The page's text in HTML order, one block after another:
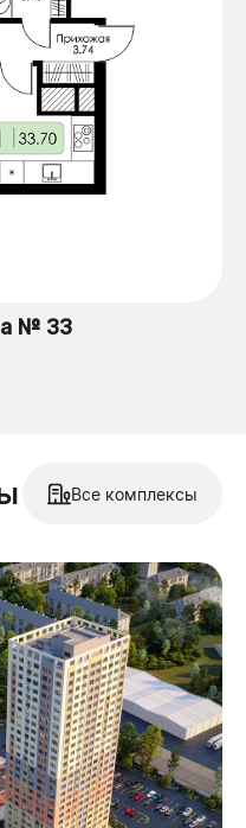
№ 33
Все комплексы